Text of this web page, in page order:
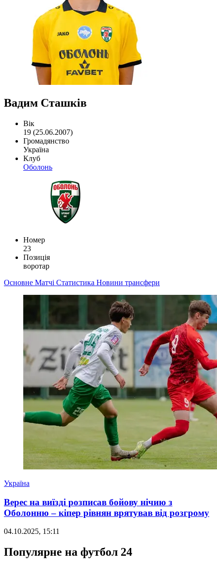
Вадим Сташків
Вік
19 (25.06.2007)
Громадянство
Україна
Клуб
Оболонь
Номер
23
Позиція
воротар
Основне Матчі Статистика Новини трансфери
Україна
Верес на виїзді розписав бойову нічию з
Оболонню – кіпер рівнян врятував від розгрому
04.10.2025, 15:11
Популярне на футбол 24